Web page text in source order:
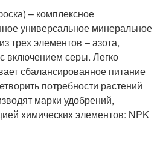
– комплексное
универсальное минеральное
трех элементов – азота,
включением серы. Легко
сбалансированное питание
потребности растений
марки удобрений,
химических элементов: NPK